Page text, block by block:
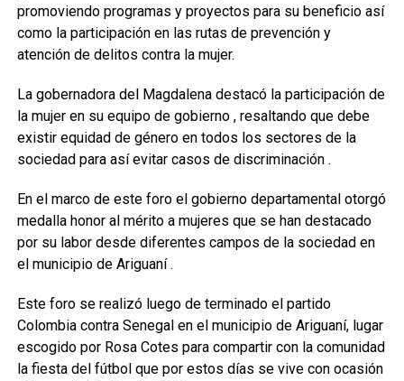
promoviendo programas y proyectos para su beneficio así
como la participación en las rutas de prevención y
atención de delitos contra la mujer.
La gobernadora del Magdalena destacó la participación de
la mujer en su equipo de gobierno , resaltando que debe
existir equidad de género en todos los sectores de la
sociedad para así evitar casos de discriminación .
En el marco de este foro el gobierno departamental otorgó
medalla honor al mérito a mujeres que se han destacado
por su labor desde diferentes campos de la sociedad en
el municipio de Ariguaní .
Este foro se realizó luego de terminado el partido
Colombia contra Senegal en el municipio de Ariguaní, lugar
escogido por Rosa Cotes para compartir con la comunidad
la fiesta del fútbol que por estos días se vive con ocasión